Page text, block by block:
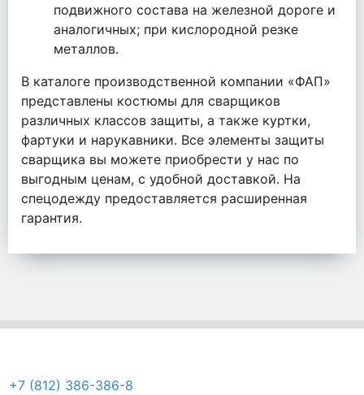
подвижного состава на железной дороге и
аналогичных; при кислородной резке
металлов.
В каталоге производственной компании «ФАП»
представлены костюмы для сварщиков
различных классов защиты, а также куртки,
фартуки и нарукавники. Все элементы защиты
сварщика вы можете приобрести у нас по
выгодным ценам, с удобной доставкой. На
спецодежду предоставляется расширенная
гарантия.
+7 (812) 386-386-8